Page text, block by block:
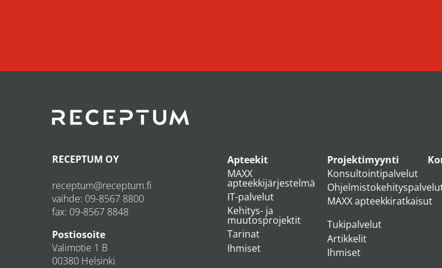
RECEPTUM OY
receptum@receptum.fi
vaihde: 09-8567 8800
fax: 09-8567 8848
Postiosoite
Valimotie 1 B
00380 Helsinki
Apteekit
MAXX
apteekkijärjestelmä
IT-palvelut
Kehitys- ja
muutosprojektit
Tarinat
Ihmiset
Projektimyynti
Konsultointipalvelut
MAXX apteekkiratkaisut
Tukipalvelut
Artikkelit
Ihmiset